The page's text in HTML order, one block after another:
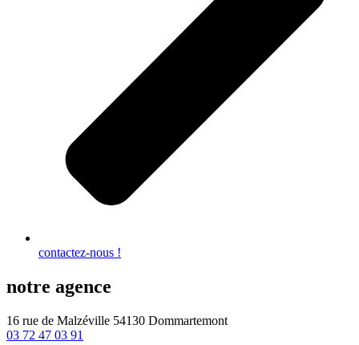
contactez-nous !
notre agence
16 rue de Malzéville 54130 Dommartemont
03 72 47 03 91